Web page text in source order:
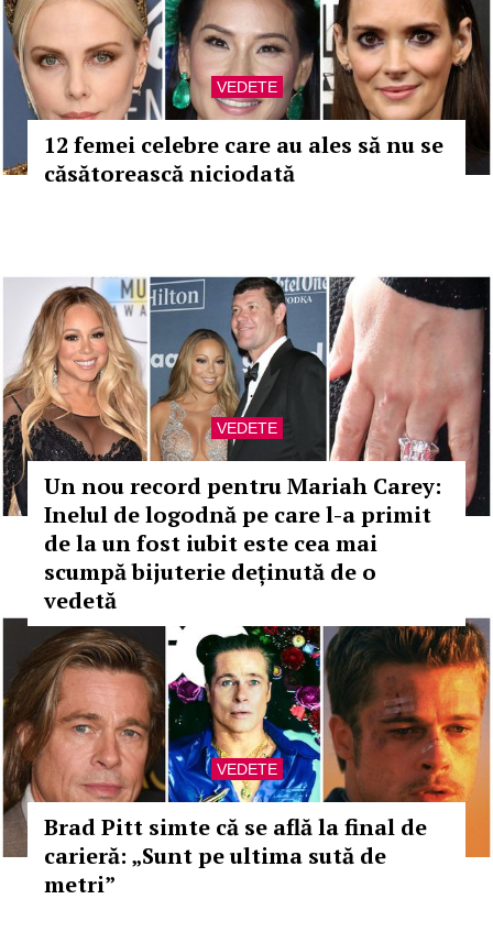
VEDETE
12 femei celebre care au ales să nu se
căsătorească niciodată
VEDETE
Un nou record pentru Mariah Carey:
Inelul de logodnă pe care l-a primit
de la un fost iubit este cea mai
scumpă bijuterie deținută de o
vedetă
VEDETE
Brad Pitt simte că se află la final de
carieră: „Sunt pe ultima sută de
metri”